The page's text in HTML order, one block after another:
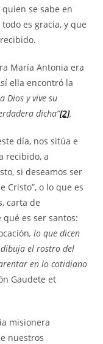
se sabe en
es gracia, y que
María Antonia era
ella encontró la
Dios y vive su
dicha”[2].
día, nos sitúa e
recibido, a
si deseamos ser
Cristo”, o lo que es
carta de
qué es ser santos:
, lo que dicen
dibuja el rostro del
en lo cotidiano
Gaudete et
misionera
nuestros